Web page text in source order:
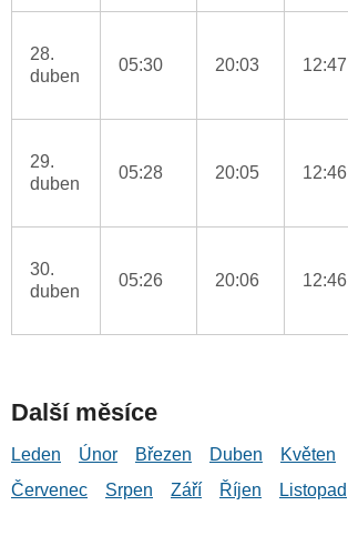
28.
duben
05:30 20:03 12:47
29.
duben
05:28 20:05 12:46
30.
duben
05:26 20:06 12:46
Další měsíce
Leden Únor Březen Duben Květen
Červenec
Srpen Září Říjen Listopad